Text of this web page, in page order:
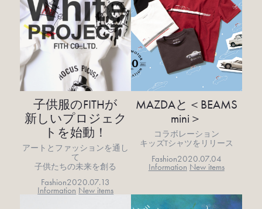
子供服のFITHが
新しいプロジェク
トを始動！
アートとファッションを通し
て
子供たちの未来を創る
Fashion2020.07.13
Information New items
MAZDAと＜BEAMS
mini＞
コラボレーション
キッズTシャツをリリース
Fashion2020.07.04
Information New items